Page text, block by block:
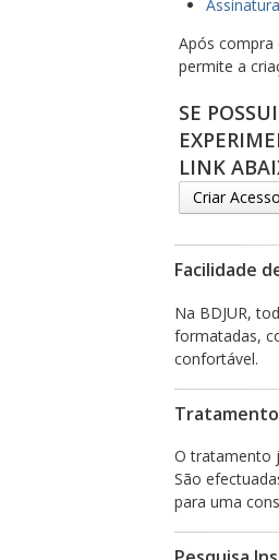
Após compra
permite a
SE
LINK
Criar Acesso
Facilidade
Na BDJUR,
formatadas,
confortável.
Tratamento
O tratamento
São
para uma